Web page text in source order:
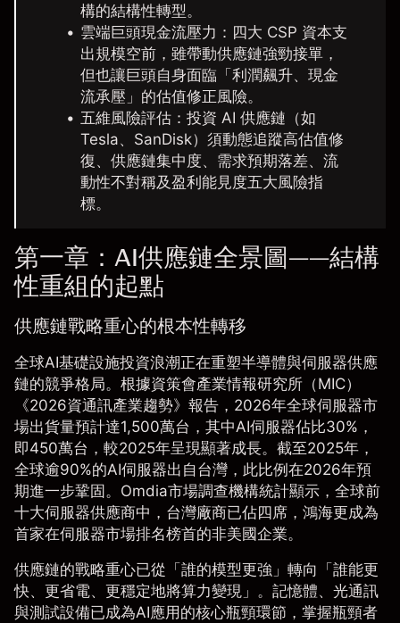
構的結構性轉型。
雲端巨頭現金流壓力： 四大 CSP 資本支
出規模空前，雖帶動供應鏈強勁接單，
但也讓巨頭自身面臨「利潤飆升、現金
流承壓」的估值修正風險。
五維風險評估： 投資 AI 供應鏈（如
Tesla、SanDisk）須動態追蹤高估值修
復、供應鏈集中度、需求預期落差、流
動性不對稱及盈利能見度五大風險指
標。
第一章：AI供應鏈全景圖——結構
性重組的起點
供應鏈戰略重心的根本性轉移
全球AI基礎設施投資浪潮正在重塑半導體與伺服器供應
鏈的競爭格局。根據資策會產業情報研究所（MIC）
《2026資通訊產業趨勢》報告 ，2026年全球伺服器市
場出貨量預計達1,500萬台，其中AI伺服器佔比30%，
即450萬台，較2025年呈現顯著成長。截至2025年，
全球逾90%的AI伺服器出自台灣，此比例在2026年預
期進一步鞏固。 Omdia市場調查機構統計顯示，全球前
十大伺服器供應商中，台灣廠商已佔四席，鴻海更成為
首家在伺服器市場排名榜首的非美國企業。
供應鏈的戰略重心已從「誰的模型更強」轉向「誰能更
快、更省電、更穩定地將算力變現」。記憶體、光通訊
與測試設備已成為AI應用的核心瓶頸環節，掌握瓶頸者